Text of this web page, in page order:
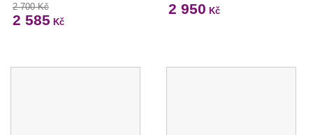
2 700 Kč
2 585 Kč
2 950 Kč